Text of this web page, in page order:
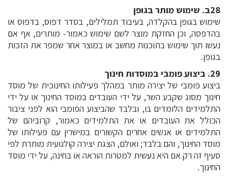
28ב. שימוש מותר בגופן
שימוש בגופן בהקלדה, בעיבוד תמלילים, בסדר דפוס, בדפוס או
בהדפסה, וכן החזקת מוצר לשם שימוש כאמור- מותרים, אף אם
נעשו תוך שימוש בתוכנות מחשב או במוצר אחר שמפר את הזכות
בגופן.
29. ביצוע פומבי במוסדות חינוך
ביצוע פומבי של יצירה מותר במהלך פעילותו החינוכית של מוסד
חינוך מסוג שקבע השר, על ידי העובדים במוסד החינוך או על ידי
התלמידים הלומדים בו, ובלבד שהביצוע הפומבי הוא לפני ציבור
הכולל את העובדים או את התלמידים כאמור, קרוביהם של
התלמידים או אנשים אחרים הקשורים במישרין עם פעילותו של
מוסד החינוך, והם בלבד; ואולם, הצגת יצירה קולנועית מותרת לפי
סעיף זה רק אם היא נעשית למטרות הוראה או בחינה, על ידי מוסד
החינוך.